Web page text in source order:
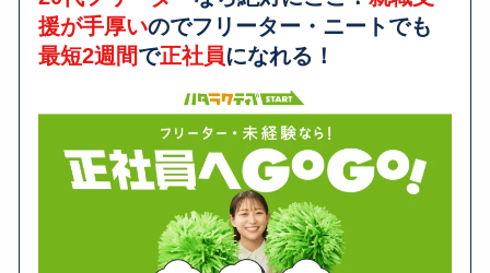
援が手厚いのでフリーター・ニートでも
最短2週間で正社員になれる！